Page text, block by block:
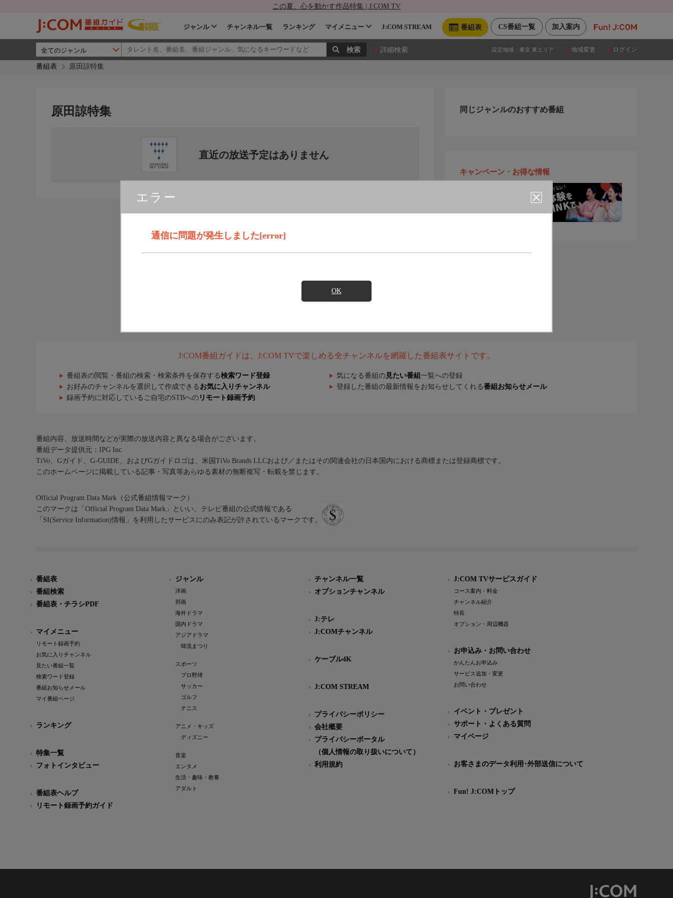
この夏、心を動かす作品特集 | J:COM TV
加入案内
CS番組一覧
番組表
ジャンル チャンネル一覧 ランキング マイメニュー J:COM STREAM
詳細検索 設定地域： 東京 東エリア 地域変更 ログイン
番組表 原田諒特集
エラー
通信に問題が発生しました[error]
OK
原田諒特集
直近の放送予定はありません
同じジャンルのおすすめ番組
キャンペーン・お得な情報
J:COM番組ガイドは、J:COM TVで楽しめる全チャンネルを網羅した番組表サイトです。
番組表の閲覧・番組の検索・検索条件を保存する検索ワード登録 気になる番組の 見たい番組 一覧への登録
お好みのチャンネルを選択して作成できる お気に入りチャンネル 登録した番組の最新情報をお知らせしてくれる番組お知らせメール
録画予約に対応しているご自宅のSTBへの リモート録画予約
番組内容、放送時間などが実際の放送内容と異なる場合がございます。
番組データ提供元：IPG Inc.
TiVo、Gガイド、G-GUIDE、およびGガイドロゴは、米国TiVo Brands LLCおよび／またはその関連会社の日本国内における商標または登録商標です。
このホームページに掲載している記事・写真等あらゆる素材の無断複写・転載を禁じます。
Official Program Data Mark（公式番組情報マーク）
このマークは「Official Program Data Mark」といい、テレビ番組の公式情報である
「SI(Service Information)情報」を利用したサービスにのみ表記が許されているマークです。
番組表
番組検索
番組表・チラシPDF
マイメニュー
リモート録画予約
お気に入りチャンネル
見たい番組一覧
検索ワード登録
番組お知らせメール
マイ番組ページ
ランキング
特集一覧
フォトインタビュー
番組表ヘルプ
リモート録画予約ガイド
ジャンル
洋画
邦画
海外ドラマ
国内ドラマ
アジアドラマ
韓流まつり
スポーツ
プロ野球
サッカー
ゴルフ
テニス
アニメ・キッズ
ディズニー
音楽
エンタメ
生活・趣味・教養
アダルト
チャンネル一覧
オプションチャンネル
J:テレ
J:COMチャンネル
ケーブル4K
J:COM STREAM
プライバシーポリシー
会社概要
プライバシーポータル
（個人情報の取り扱いについて）
利用規約
J:COM TVサービスガイド
コース案内・料金
チャンネル紹介
特長
オプション・周辺機器
お申込み・お問い合わせ
かんたんお申込み
サービス追加・変更
お問い合わせ
イベント・プレゼント
サポート・よくある質問
マイページ
お客さまのデータ利用･外部送信について
Fun! J:COMトップ